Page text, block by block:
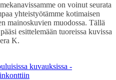
on voinut seurata
yhteistyötämme kotimaisen
mainoskuvien muodossa. Tällä
esittelemään tuoreissa kuvissa
K.
kuvauksissa -